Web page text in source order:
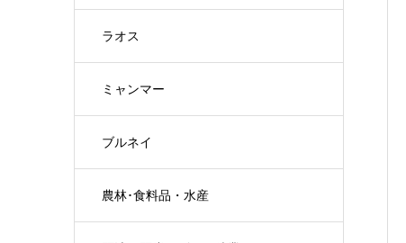
ラオス
ミャンマー
ブルネイ
農林･食料品・水産